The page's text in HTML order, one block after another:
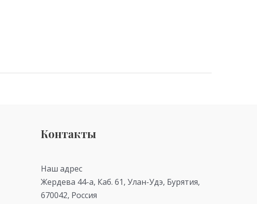
Контакты
Наш адрес
Жердева 44-а, Каб. 61, Улан-Удэ, Бурятия,
670042, Россия